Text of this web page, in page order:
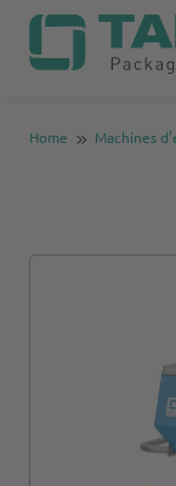
Home Machines